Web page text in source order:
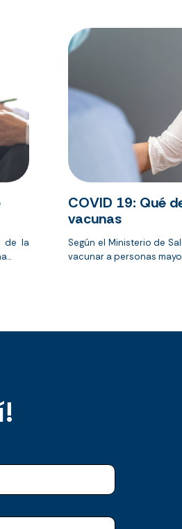
de la
COVID 19: Qué
vacunas
Según el Ministerio de
vacunar a personas